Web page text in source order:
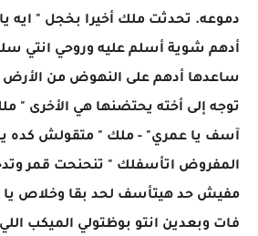
دموعه. تحدثت ملك أخيرا بخجل " ايه
أدهم شوية أسلم عليه وروحي انتي
ساعدها أدهم على النهوض من الأرض
توجه إلى أخته يحتضنها هي الأخرى "
آسف يا عمري" - ملك " متقولش كده يا
المفروض اتأسفلك " تنحنحت قمر
مفيش حد هيتأسف لحد بقا وخلاص يا
فات وبعدين انتو بوظتولي الميكب